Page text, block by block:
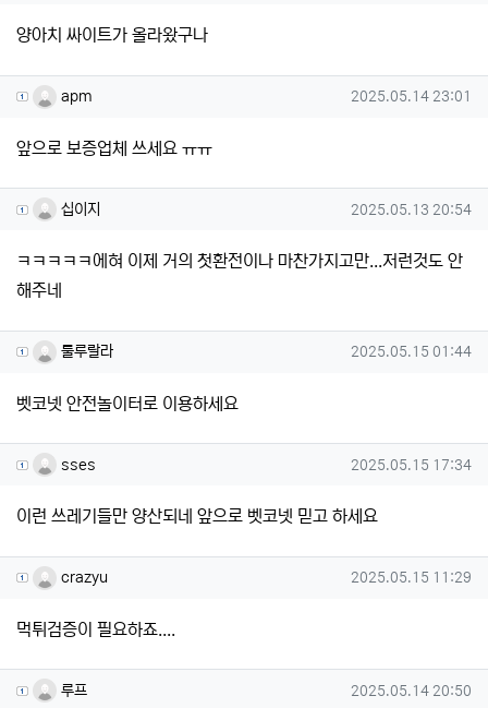
양아치 싸이트가 올라왔구나
apm님의 댓글
apm 작성일
2025.05.14 23:01
앞으로 보증업체 쓰세요 ㅠㅠ
십이지님의 댓글
십이지 작성일
2025.05.13 20:54
ㅋㅋㅋㅋㅋ에혀 이제 거의 첫환전이나 마찬가지고만...저런것도 안
해주네
룰루랄라님의 댓글
룰루랄라 작성일
2025.05.15 01:44
벳코넷 안전놀이터로 이용하세요
sses님의 댓글
sses 작성일
2025.05.15 17:34
이런 쓰레기들만 양산되네 앞으로 벳코넷 믿고 하세요
crazyu님의 댓글
crazyu 작성일
2025.05.15 11:29
먹튀검증이 필요하죠....
루프님의 댓글
루프 작성일
2025.05.14 20:50